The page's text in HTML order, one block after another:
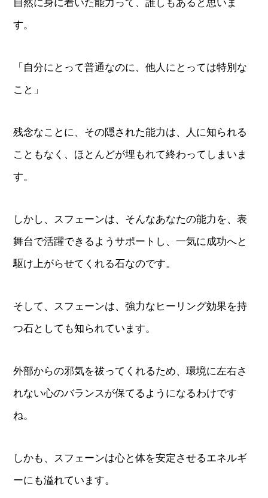
自然に身に着いた能力って、誰しもあると思いま
す。
「自分にとって普通なのに、他人にとっては特別な
こと」
残念なことに、その隠された能力は、人に知られる
こともなく、ほとんどが埋もれて終わってしまいま
す。
しかし、スフェーンは、そんなあなたの能力を、表
舞台で活躍できるようサポートし、一気に成功へと
駆け上がらせてくれる石なのです。
そして、スフェーンは、強力なヒーリング効果を持
つ石としても知られています。
外部からの邪気を祓ってくれるため、環境に左右さ
れない心のバランスが保てるようになるわけです
ね。
しかも、スフェーンは心と体を安定させるエネルギ
ーにも溢れています。